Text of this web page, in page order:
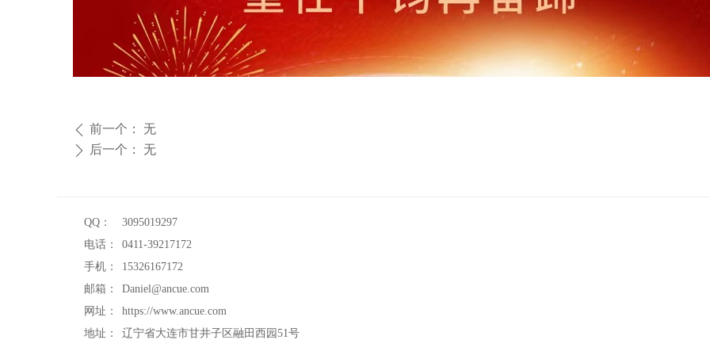
ꄴ 前一个： 无
ꄲ 后一个： 无
QQ：
3095019297
电话：
0411-39217172
手机：
15326167172
邮箱：
Daniel@ancue.com
网址：
https://www.ancue.com
地址：
辽宁省大连市甘井子区融田西园51号